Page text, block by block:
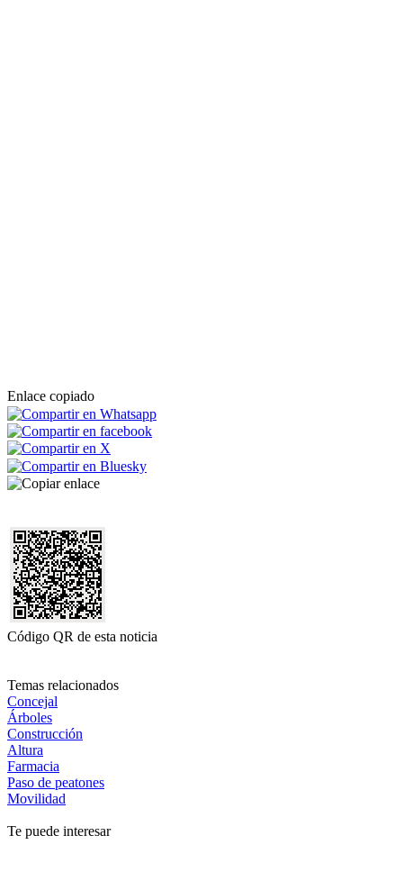
Enlace copiado
Código QR de esta noticia
Temas relacionados
Concejal
Árboles
Construcción
Altura
Farmacia
Paso de peatones
Movilidad
Te puede interesar